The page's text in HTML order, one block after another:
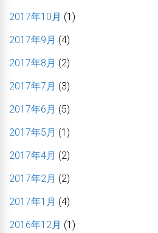
2017年10月 (1)
2017年9月 (4)
2017年8月 (2)
2017年7月 (3)
2017年6月 (5)
2017年5月 (1)
2017年4月 (2)
2017年2月 (2)
2017年1月 (4)
2016年12月 (1)